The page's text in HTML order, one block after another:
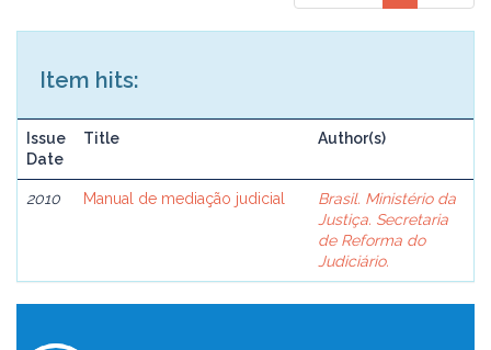
Item hits:
Issue
Date
Title Author(s)
2010 Manual de mediação judicial
Brasil. Ministério da
Justiça. Secretaria
de Reforma do
Judiciário.